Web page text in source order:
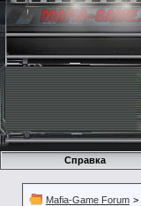
Справка
Mafia-Game Forum >